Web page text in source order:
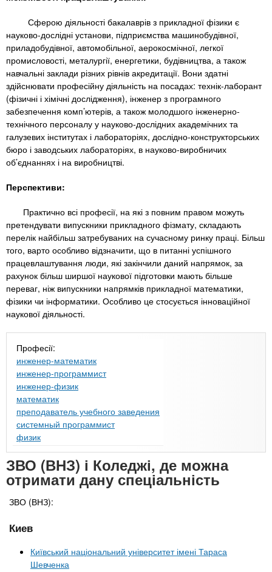
Сферою діяльності бакалаврів з прикладної фізики є
науково-дослідні установи, підприємства машинобудівної,
приладобудівної, автомобільної, аерокосмічної, легкої
промисловості, металургії, енергетики, будівництва, а також
навчальні заклади різних рівнів акредитації. Вони здатні
здійснювати професійну діяльність на посадах: технік-лаборант
(фізичні і хімічні дослідження), інженер з програмного
забезпечення комп’ютерів, а також молодшого інженерно-
технічного персоналу у науково-дослідних академічних та
галузевих інститутах і лабораторіях, дослідно-конструкторських
бюро і заводських лабораторіях, в науково-виробничих
об’єднаннях і на виробництві.
Перспективи:
Практично всі професії, на які з повним правом можуть
претендувати випускники прикладного фізмату, складають
перелік найбільш затребуваних на сучасному ринку праці. Більш
того, варто особливо відзначити, що в питанні успішного
працевлаштування люди, які закінчили даний напрямок, за
рахунок більш ширшої наукової підготовки мають більше
переваг, ніж випускники напрямків прикладної математики,
фізики чи інформатики. Особливо це стосується інноваційної
наукової діяльності.
Професії:
инженер-математик
инженер-программист
инженер-физик
математик
преподаватель учебного заведения
системный программист
физик
ЗВО (ВНЗ) і Коледжі, де можна
отримати дану спеціальність
ЗВО (ВНЗ):
Киев
Київський національний університет імені Тараса
Шевченка